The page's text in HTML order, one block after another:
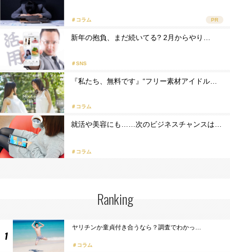
＃コラム PR
新年の抱負、まだ続いてる? 2月からやり…
＃SNS
『私たち、無料です』“フリー素材アイドル…
＃コラム
就活や美容にも……次のビジネスチャンスは…
＃コラム
Ranking
ヤリチンか童貞付き合うなら？調査でわかっ…
コラム